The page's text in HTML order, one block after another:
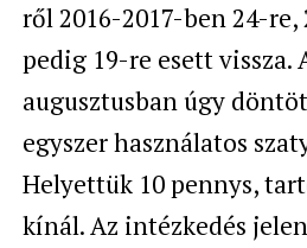
ről 2016-2017-ben 24-re,
pedig 19-re esett vissza.
augusztusban úgy
egyszer használatos
Helyettük 10 pennys,
kínál. Az intézkedés